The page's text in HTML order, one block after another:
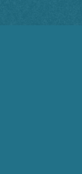
Braga é
vídeo rola